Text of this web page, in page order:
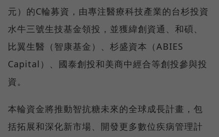
元）的C輪募資，由專注醫療科技產業的台杉投資
水牛三號生技基金領投，並獲緯創資通、和碩、
比翼生醫（智康基金）、杉盛資本（ABIES
Capital）、國泰創投和美商中經合等創投參與投
資。
本輪資金將推動智抗糖未來的全球成長計畫，包
括拓展和深化新市場、開發更多數位疾病管理計